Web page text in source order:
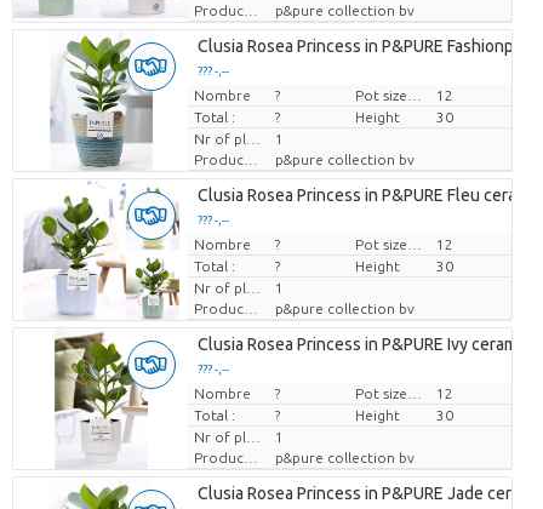
Producteur
p&pure collection bv
Clusia Rosea Princess in P&PURE Fashionpot
??? -,--
Prix par pièce
Nombre ?
12
Total :
? Height
30
1
Producteur
p&pure collection bv
Clusia Rosea Princess in P&PURE Fleu
??? -,--
Prix par pièce
Nombre ?
12
Total :
? Height
30
1
Producteur
p&pure collection bv
Clusia Rosea Princess in P&PURE Ivy
??? -,--
Prix par pièce
Nombre ?
12
Total :
? Height
30
1
Producteur
p&pure collection bv
Clusia Rosea Princess in P&PURE Jade